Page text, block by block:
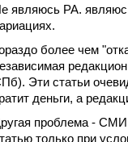
являюсь РА.
более чем
Эти статьи
деньги, а
проблема - СМИ
только при